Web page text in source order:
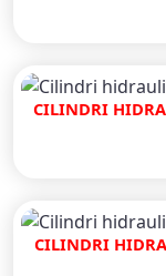
CILINDRI
CILINDRI